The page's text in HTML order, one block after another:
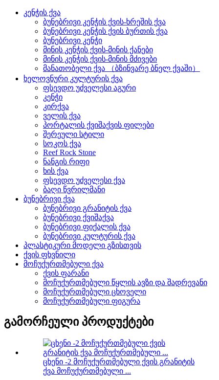
კენჭის ქვა
ბუნებრივი კენჭის ქვის-ხრეშის ქვა
ბუნებრივი კენჭის ქვის ბურთის ქვა
ბუნებრივი კენჭი
მინის კენჭის ქვის-მინის ქანები
მინის კენჭის ქვის-მინის მძივები
მანათობელი ქვა （ბზინვარე ბნელ ქვაში）
ხელოვნური კულტურის ქვა
ფსევდო უძველესი აგური
კენჭი
კირქვა
ველის ქვა
პორტალის ქვიშაქვის ფილები
შერეული სტილი
სოკოს ქვა
Reef Rock Stone
ნანგის რიფი
ხის ქვა
ფსევდო უძველესი ქვა
ბაღი წვრილმანი
ბუნებრივი ქვა
ბუნებრივი გრანიტის ქვა
ბუნებრივი ქვიშაქვა
ბუნებრივი ფიქალის ქვა
ბუნებრივი კულტურის ქვა
პლასტიკური მოდელი გზისთვის
ქვის ფხვნილი
მოჩუქურთმებული ქვა
ქვის ფარანი
მოჩუქურთმებული წყლის ავზი და შადრევანი
მოჩუქურთმებული ცხოველი
მოჩუქურთმებული ფიგურა
გამორჩეული პროდუქტები
ცხენი -2 მოჩუქურთმებული ქვის გრანიტის
ქვა მოჩუქურთმებული ...